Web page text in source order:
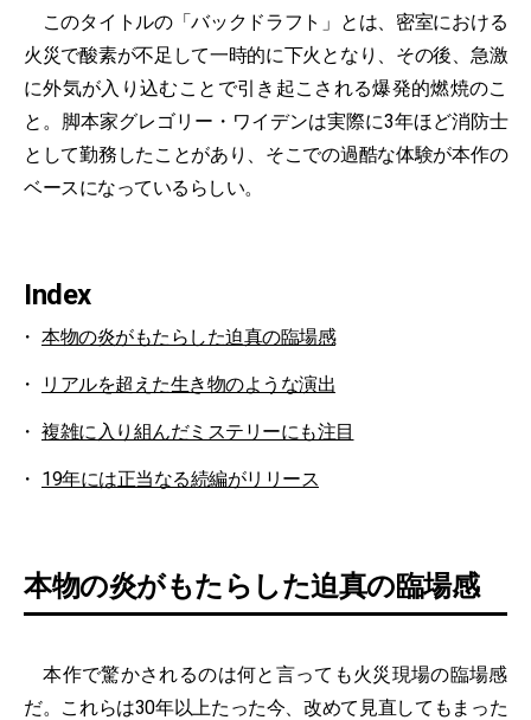
このタイトルの「バックドラフト」とは、密室における
火災で酸素が不足して一時的に下火となり、その後、急激
に外気が入り込むことで引き起こされる爆発的燃焼のこ
と。脚本家グレゴリー・ワイデンは実際に3年ほど消防士
として勤務したことがあり、そこでの過酷な体験が本作の
ベースになっているらしい。
Index
本物の炎がもたらした迫真の臨場感
リアルを超えた生き物のような演出
複雑に入り組んだミステリーにも注目
19年には正当なる続編がリリース
本物の炎がもたらした迫真の臨場感
本作で驚かされるのは何と言っても火災現場の臨場感
だ。これらは30年以上たった今、改めて見直してもまった